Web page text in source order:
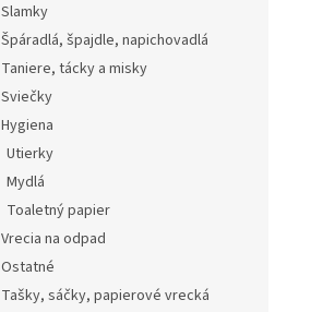
Slamky
Špáradlá, špajdle, napichovadlá
Taniere, tácky a misky
Sviečky
Hygiena
Utierky
Mydlá
Toaletný papier
Vrecia na odpad
Ostatné
Tašky, sáčky, papierové vrecká